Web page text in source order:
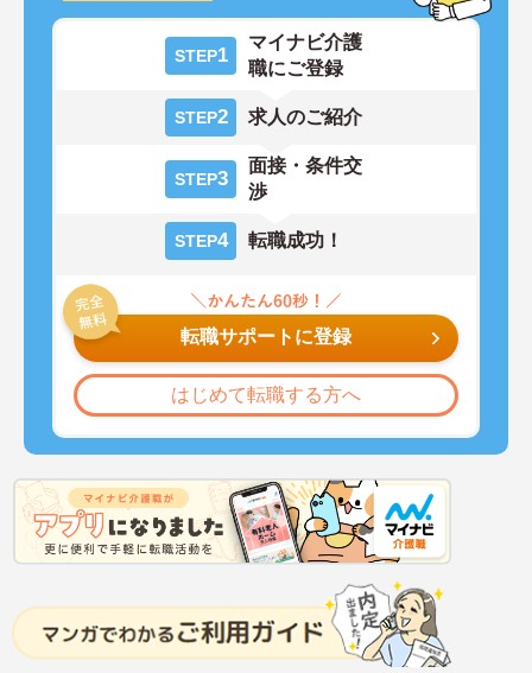
STEP1
マイナビ介護
職にご登録
STEP2 求人のご紹介
STEP3
面接・条件交
渉
STEP4 転職成功！
転職サポートに登録
はじめて転職する方へ